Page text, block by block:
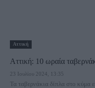
Αττική
Αττική: 10 ωραία
23 Ιουλίου 2024, 13:35
Τα ταβερνάκια δίπλα στο κύμα